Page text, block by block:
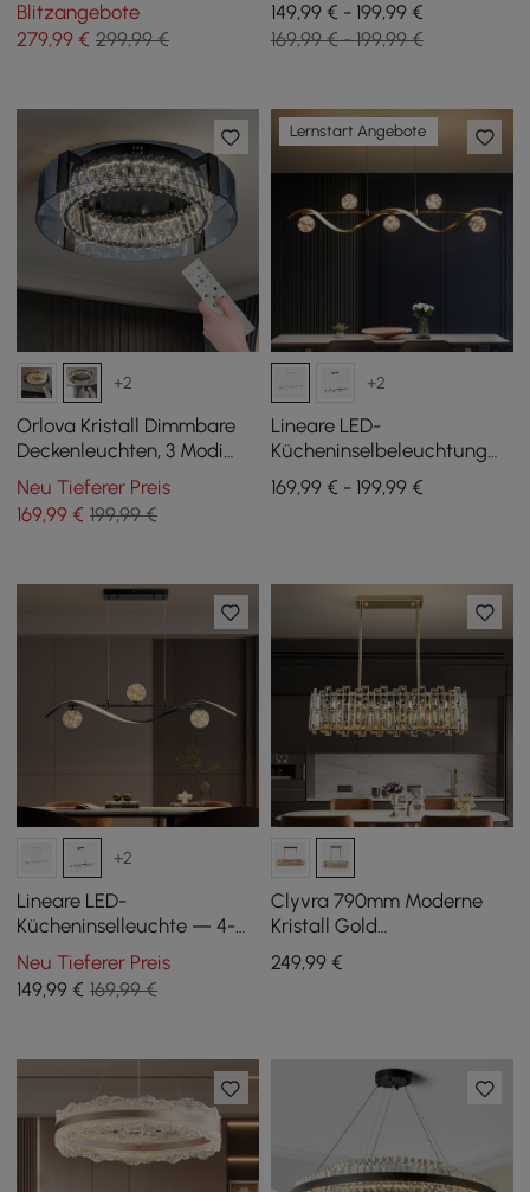
einstellbarer Höhe und
Helligkeit
Blitzangebote
279,99 € 299,99 €
Leuchte mit 6 Leuchten
und Glaskugelschirmen
149,99 € - 199,99 €
169,99 € - 199,99 €
+2
Orlova Kristall Dimmbare
Deckenleuchten, 3 Modi
LED Flush Mount Leuchte
mit Fernbedienung
Neu Tieferer Preis
169,99 € 199,99 €
Lernstart Angebote
+2
Lineare LED-
Kücheninselbeleuchtung
mit 6 Leuchten, goldfarben,
mit Glaskugelschirm,
169,99 € - 199,99 €
+2
Lineare LED-
Kücheninselleuchte — 4-
flammige, dimmbare
schwarze Leuchte mit
Glaskugelschirmen
Neu Tieferer Preis
149,99 € 169,99 €
Clyvra 790mm Moderne
Kristall Gold
Deckenleuchten mit
verstellbarer Höhe und
249,99€